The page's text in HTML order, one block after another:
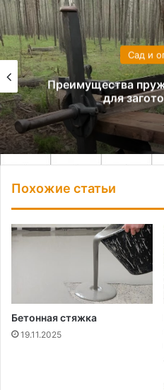
Сад и
Преимущества
для
Похожие статьи
Бетонная стяжка
19.11.2025